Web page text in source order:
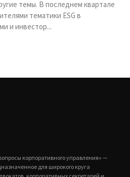
темы. В последнем квартале
тематики ESG в
и инвестор...
корпоративного управления» —
для широкого круга